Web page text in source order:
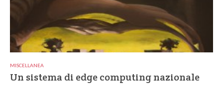
MISCELLANEA
Un sistema di edge computing nazionale